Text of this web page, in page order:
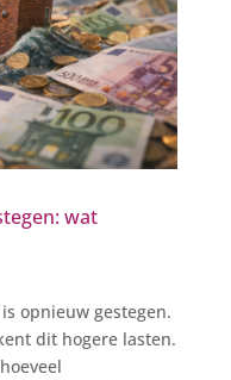
wat
opnieuw gestegen.
dit hogere lasten.